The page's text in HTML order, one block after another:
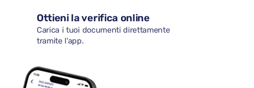
Ottieni la verifica online
Carica i tuoi documenti direttamente
tramite l'app.